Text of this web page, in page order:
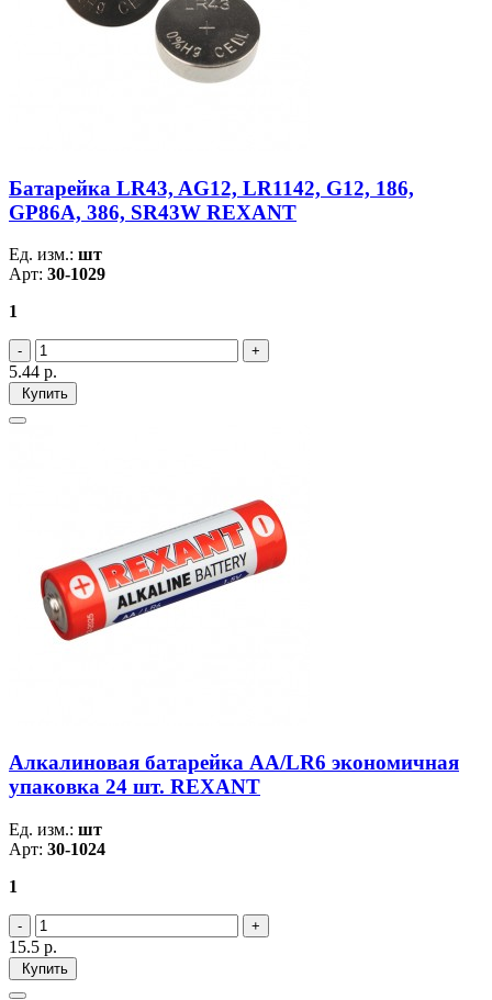
Батарейка LR43, AG12, LR1142, G12, 186,
GP86A, 386, SR43W REXANT
Ед. изм.: шт
Арт: 30-1029
1
5.44 р.
Купить
Алкалиновая батарейка AA/LR6 экономичная
упаковка 24 шт. REXANT
Ед. изм.: шт
Арт: 30-1024
1
15.5 р.
Купить